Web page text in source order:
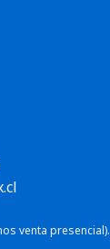
venta presencial).